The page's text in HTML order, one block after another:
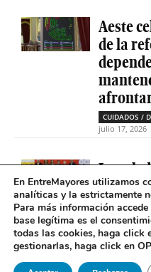
Aeste
de la
CUIDADOS /
julio 17, 2026
La
cinco
SOLEDAD
julio 16, 2026
En EntreMayores utilizamos
analíticas y la estrictamente
Para más información accede
base legítima es el
todas las cookies, haga click
gestionarlas, haga click en